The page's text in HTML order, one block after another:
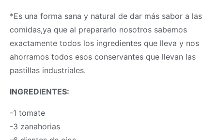
*Es una forma sana y natural de dar más sabor a las
comidas,ya que al prepararlo nosotros sabemos
exactamente todos los ingredientes que lleva y nos
ahorramos todos esos conservantes que llevan las
pastillas industriales.
INGREDIENTES:
-1 tomate
-3 zanahorias